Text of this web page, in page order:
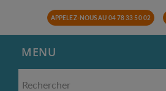
APPELEZ-NOUS AU 04 78 33 50 02
MENU